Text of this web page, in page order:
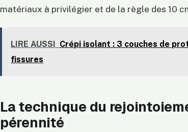
matériaux à privilégier et de la règle des 10
LIRE AUSSI
Crépi isolant : 3 couches de
fissures
La technique du
pérennité